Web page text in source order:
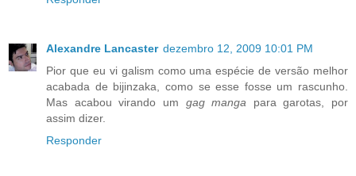
Alexandre Lancaster dezembro 12, 2009 10:01 PM
Pior que eu vi galism como uma espécie de versão melhor
acabada de bijinzaka, como se esse fosse um rascunho.
Mas acabou virando um gag manga para garotas, por
assim dizer.
Responder